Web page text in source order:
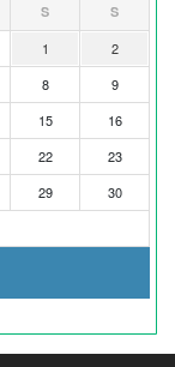
S S
1
2
8
9
15
16
22
23
29
30